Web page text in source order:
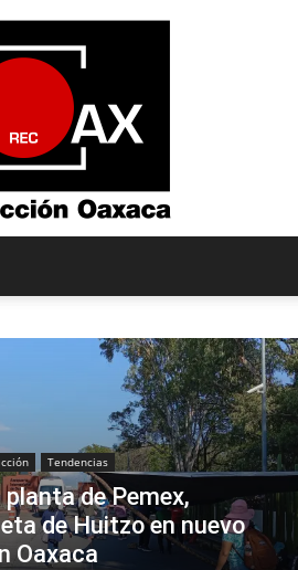
Tendencias
de Pemex,
de Huitzo en nuevo
Oaxaca